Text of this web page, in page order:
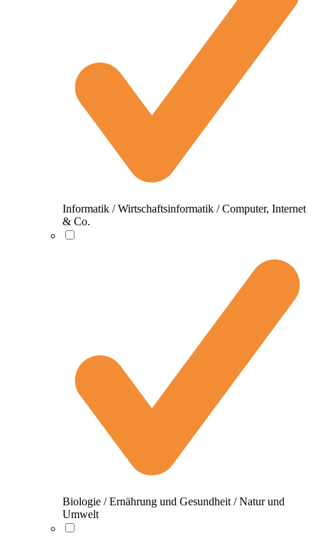
Informatik / Wirtschaftsinformatik / Computer, Internet
& Co.
Biologie / Ernährung und Gesundheit / Natur und
Umwelt